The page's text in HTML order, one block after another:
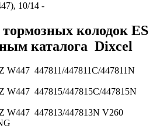
10/14 -
колодок ES
каталога Dixcel
W447 447811/447811C/447811N
W447 447815/447815C/447815N
W447 447813/447813N V260